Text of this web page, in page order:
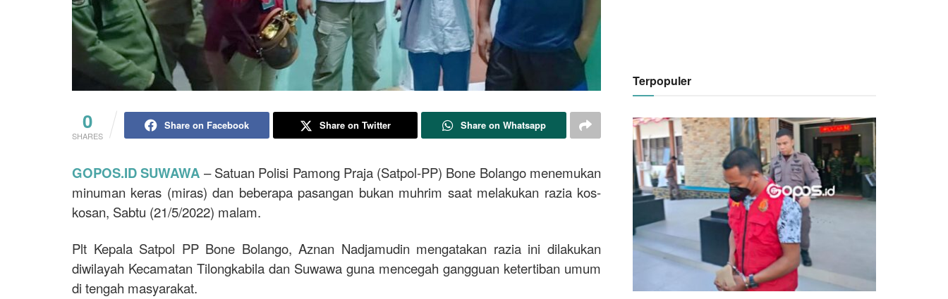
0
SHARES
Share on Facebook Share on Twitter Share on Whatsapp
GOPOS.ID SUWAWA – Satuan Polisi Pamong Praja (Satpol-PP) Bone Bolango menemukan
minuman keras (miras) dan beberapa pasangan bukan muhrim saat melakukan razia kos-
kosan, Sabtu (21/5/2022) malam.
Plt Kepala Satpol PP Bone Bolango, Aznan Nadjamudin mengatakan razia ini dilakukan
diwilayah Kecamatan Tilongkabila dan Suwawa guna mencegah gangguan ketertiban umum
di tengah masyarakat.
Terpopuler